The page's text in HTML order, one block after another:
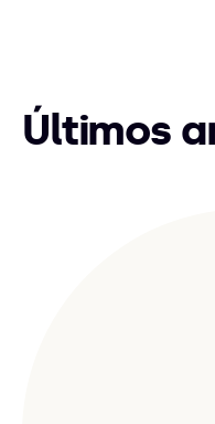
Últimos